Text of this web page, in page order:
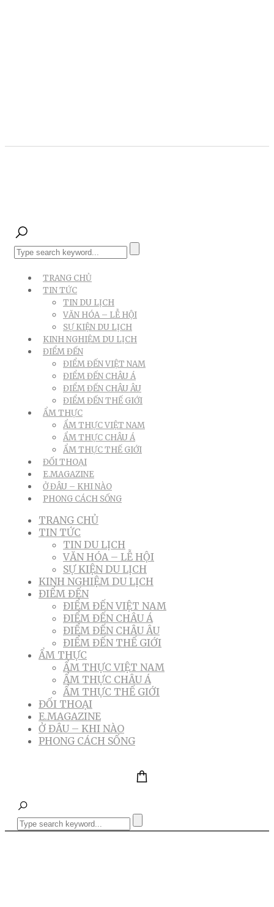
TRANG CHỦ
TIN TỨC
TIN DU LỊCH
VĂN HÓA – LỄ HỘI
SỰ KIỆN DU LỊCH
KINH NGHIỆM DU LỊCH
ĐIỂM ĐẾN
ĐIỂM ĐẾN VIỆT NAM
ĐIỂM ĐẾN CHÂU Á
ĐIỂM ĐẾN CHÂU ÂU
ĐIỂM ĐẾN THẾ GIỚI
ẨM THỰC
ẨM THỰC VIỆT NAM
ẨM THỰC CHÂU Á
ẨM THỰC THẾ GIỚI
ĐỐI THOẠI
E.MAGAZINE
Ở ĐÂU – KHI NÀO
PHONG CÁCH SỐNG
TRANG CHỦ
TIN TỨC
TIN DU LỊCH
VĂN HÓA – LỄ HỘI
SỰ KIỆN DU LỊCH
KINH NGHIỆM DU LỊCH
ĐIỂM ĐẾN
ĐIỂM ĐẾN VIỆT NAM
ĐIỂM ĐẾN CHÂU Á
ĐIỂM ĐẾN CHÂU ÂU
ĐIỂM ĐẾN THẾ GIỚI
ẨM THỰC
ẨM THỰC VIỆT NAM
ẨM THỰC CHÂU Á
ẨM THỰC THẾ GIỚI
ĐỐI THOẠI
E.MAGAZINE
Ở ĐÂU – KHI NÀO
PHONG CÁCH SỐNG